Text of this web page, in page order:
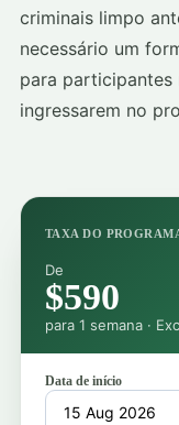
criminais limpo
necessário um
para participantes
ingressarem no
TAXA DO
De
$590
para 1 semana ·
Data de início